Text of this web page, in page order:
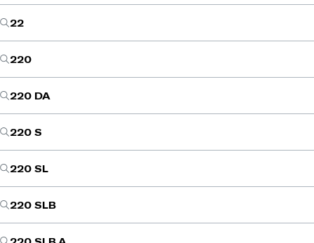
22
220
220 DA
220 S
220 SL
220 SLB